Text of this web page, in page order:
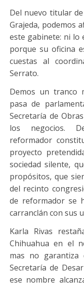
Del nuevo titular
Grajeda, podemos
este gabinete: ni lo
porque su oficina
cuestas al
Serrato.
Demos un tranco
pasa de
Secretaría de
los negocios.
reformador
proyecto
sociedad silente,
propósitos, que
del recinto
de reformador se
carranclán con sus
Karla Rivas
Chihuahua en el
mas no
Secretaría de
ese nombre